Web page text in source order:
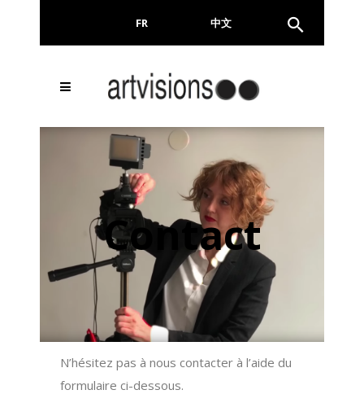
FR 中文
Contact
N’hésitez pas à nous contacter à l’aide du
formulaire ci-dessous.